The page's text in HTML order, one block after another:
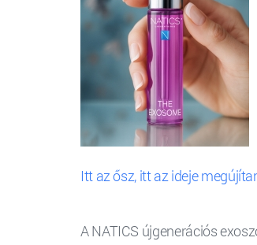
Itt az ősz, itt az ideje
A NATICS újgenerációs